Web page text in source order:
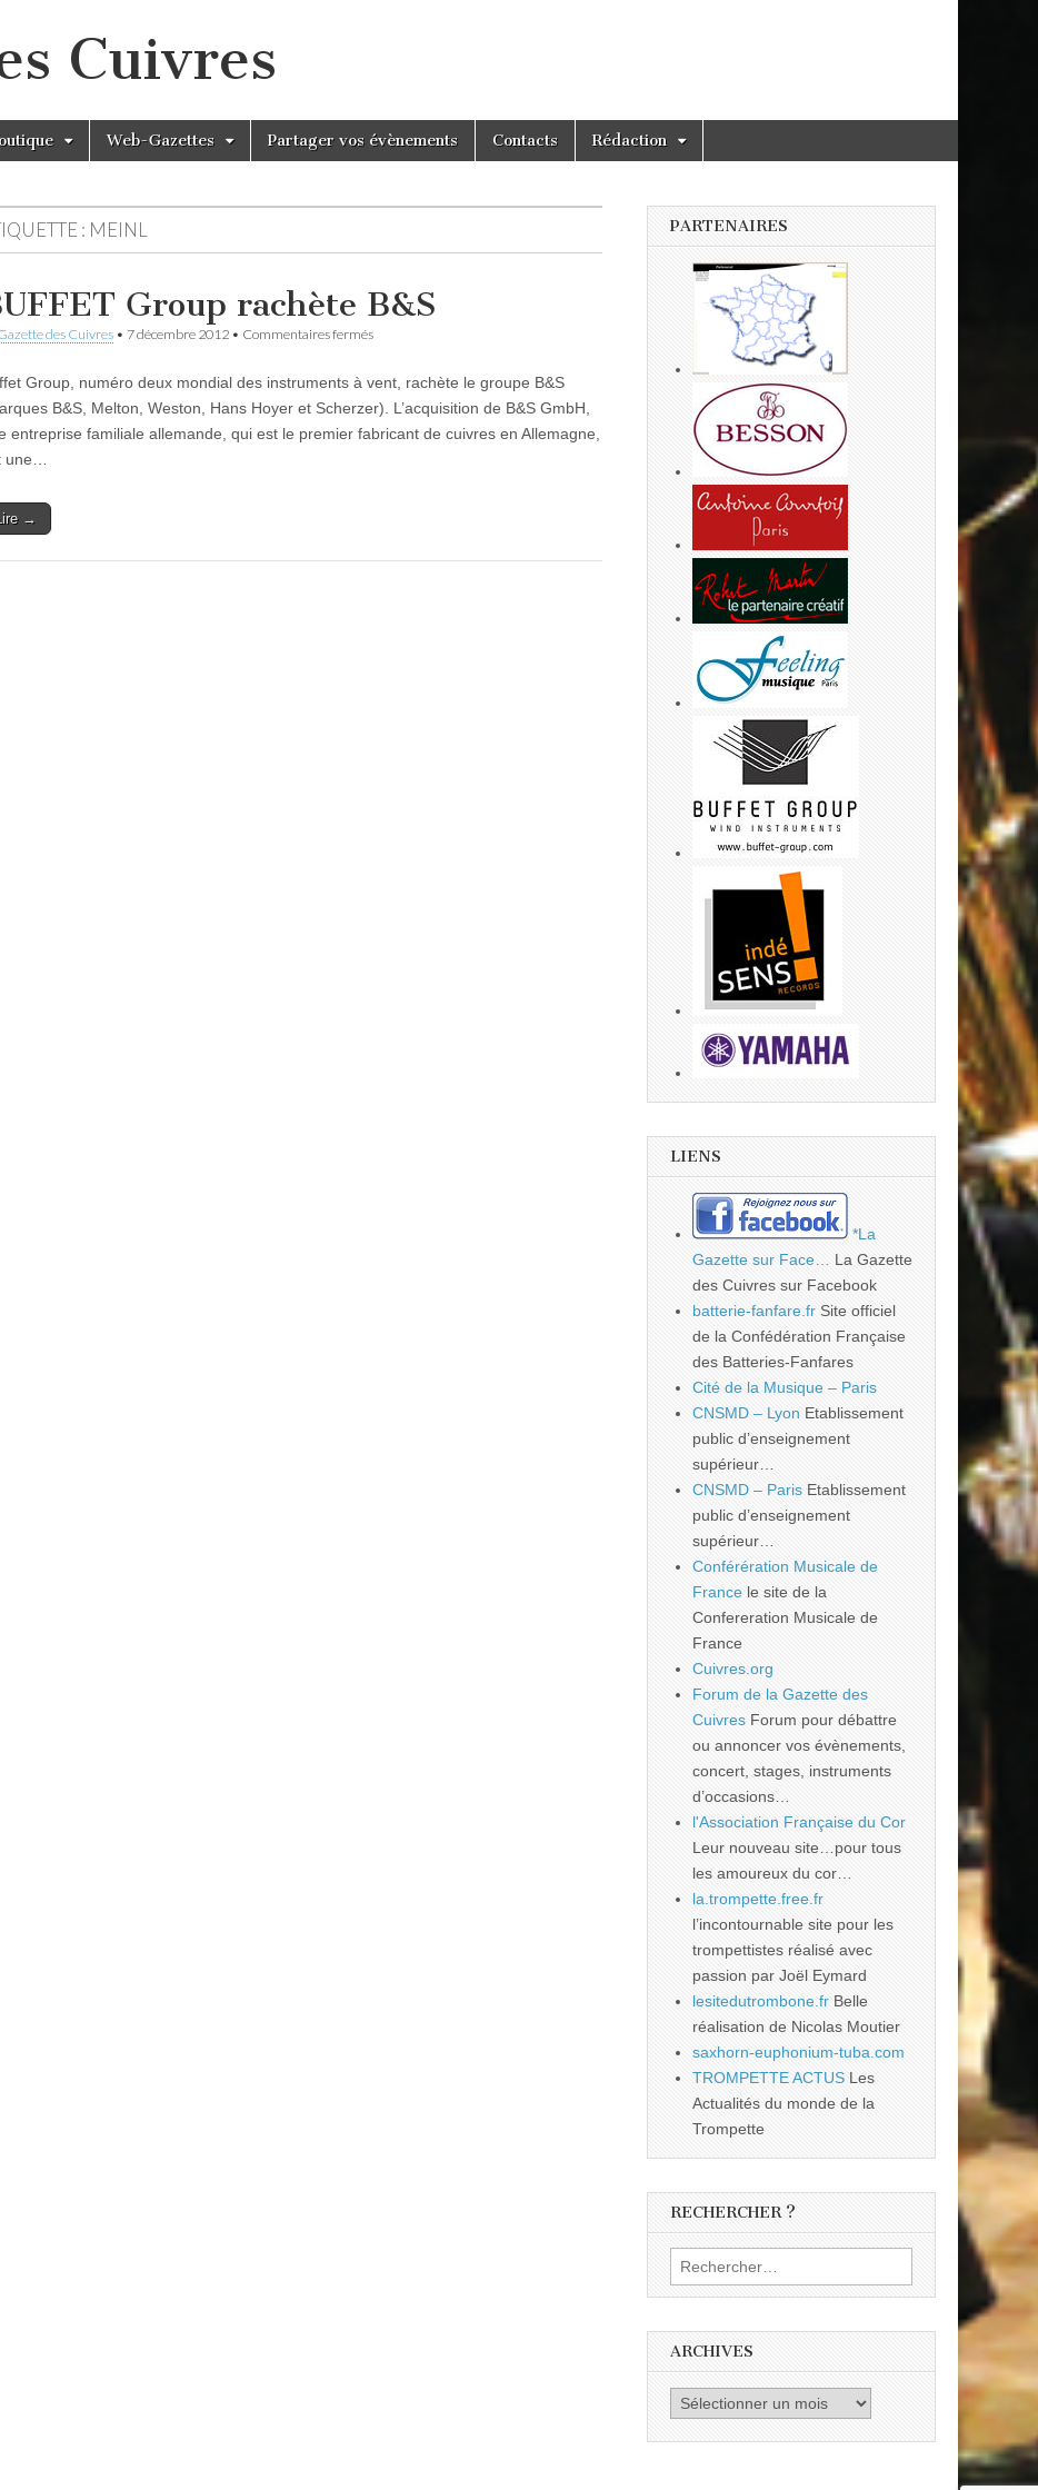
Cuivres
Web-Gazettes Partager vos évènements Contacts Rédaction
: MEINL
Group rachète B&S
des Cuivres • 7 décembre 2012 • Commentaires ferméssur
rachète
B&S
Group, numéro deux mondial des instruments à vent, rachète le groupe B&S
B&S, Melton, Weston, Hans Hoyer et Scherzer). L’acquisition de B&S GmbH,
entreprise familiale allemande, qui est le premier fabricant de cuivres en Allemagne,
une…
→
PARTENAIRES
LIENS
*La
Gazette sur Face…
La Gazette
des Cuivres sur Facebook
batterie-fanfare.fr Site officiel
de la Confédération Française
des Batteries-Fanfares
Cité de la Musique – Paris
CNSMD – Lyon Etablissement
public d’enseignement
supérieur…
CNSMD – Paris Etablissement
public d’enseignement
supérieur…
Conférération Musicale de
France le site de la
Confereration Musicale de
France
Cuivres.org
Forum de la Gazette des
Cuivres Forum pour débattre
ou annoncer vos évènements,
concert, stages, instruments
d’occasions…
l'Association Française du Cor
Leur nouveau site…pour tous
les amoureux du cor…
la.trompette.free.fr
l’incontournable site pour les
trompettistes réalisé avec
passion par Joël Eymard
lesitedutrombone.fr Belle
réalisation de Nicolas Moutier
saxhorn-euphonium-tuba.com
TROMPETTE ACTUS Les
Actualités du monde de la
Trompette
RECHERCHER ?
Rechercher :
ARCHIVES
Archives